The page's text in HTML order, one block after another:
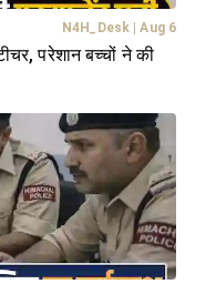
N4H_Desk Aug 6
परेशान बच्चों ने की